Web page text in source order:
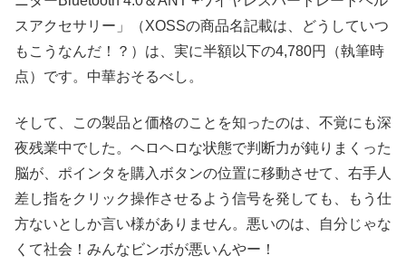
スアクセサリー」（XOSSの商品名記載は、どうしていつ
もこうなんだ！？）は、実に半額以下の4,780円（執筆時
点）です。中華おそるべし。
そして、この製品と価格のことを知ったのは、不覚にも深
夜残業中でした。ヘロヘロな状態で判断力が鈍りまくった
脳が、ポインタを購入ボタンの位置に移動させて、右手人
差し指をクリック操作させるよう信号を発しても、もう仕
方ないとしか言い様がありません。悪いのは、自分じゃな
くて社会！みんなビンボが悪いんやー！